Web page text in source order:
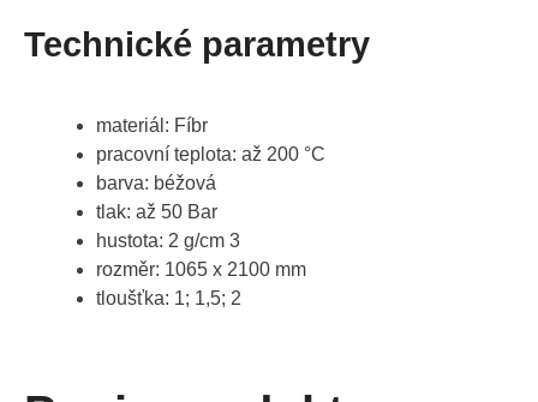
Technické parametry
materiál: Fíbr
pracovní teplota: až 200 °C
barva: béžová
tlak: až 50 Bar
hustota: 2 g/cm 3
rozměr: 1065 x 2100 mm
tloušťka: 1; 1,5; 2